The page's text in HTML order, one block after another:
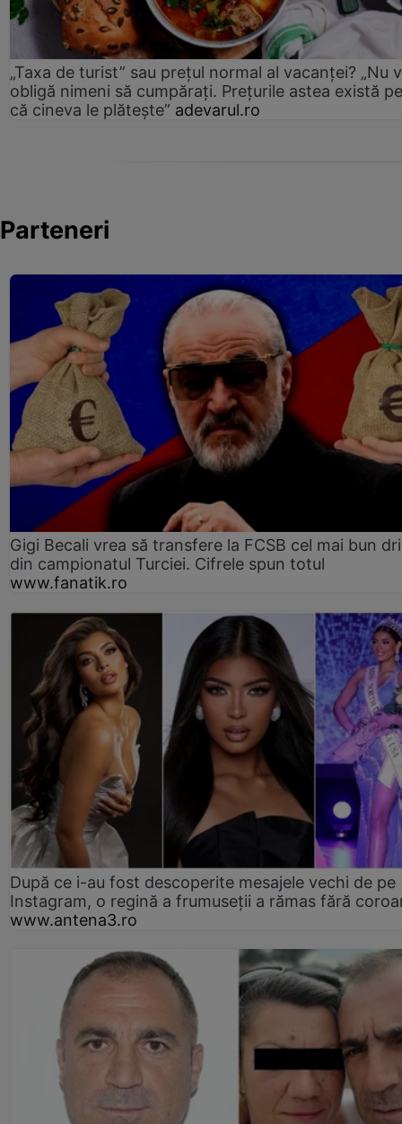
„Taxa de turist” sau prețul normal al vacanței? „Nu
obligă nimeni să cumpărați. Prețurile astea există
că cineva le plătește” adevarul.ro
Parteneri
Gigi Becali vrea să transfere la FCSB cel mai bun
din campionatul Turciei. Cifrele spun totul
www.fanatik.ro
După ce i-au fost descoperite mesajele vechi de pe
Instagram, o regină a frumuseții a rămas fără
www.antena3.ro